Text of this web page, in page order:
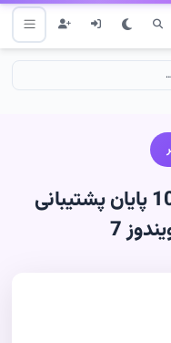
قربانی دیگری برای ویندوز 10 پایان پشتیبانی
7